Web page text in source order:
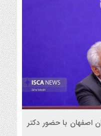
اصفهان با حضور دکتر